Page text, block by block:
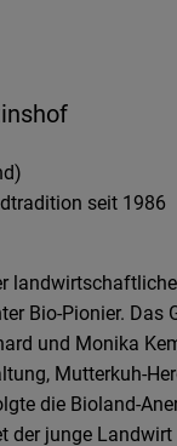
seit 1986
Bio-Pionier. Das
und Monika
Mutterkuh-
die Bioland-
der junge